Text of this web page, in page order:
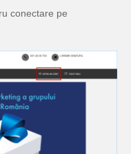
conectare pe